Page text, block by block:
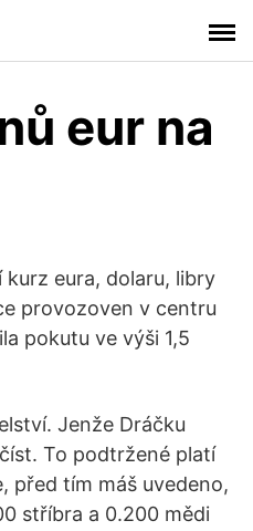
eur na
eura, dolaru, libry
provozoven v centru
pokutu ve výši 1,5
Jenže Dráčku
To podtržené platí
před tím máš uvedeno,
stříbra a 0.200 mědi